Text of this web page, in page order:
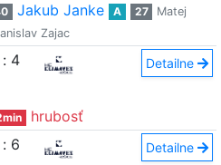
Jakub Janke A 27
Matej
Zajac
: 4 Detailne
hrubosť
: 6 Detailne